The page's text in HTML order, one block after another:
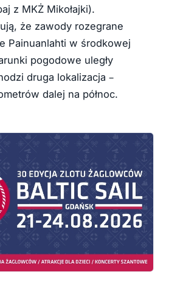
z MKŻ Mikołajki).
że zawody rozegrane
Painuanlahti w środkowej
pogodowe uległy
druga lokalizacja –
dalej na północ.